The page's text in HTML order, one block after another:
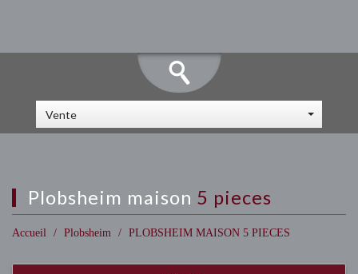
Vente
plobsheim maison 5 pieces
Accueil Plobsheim PLOBSHEIM MAISON 5 PIECES